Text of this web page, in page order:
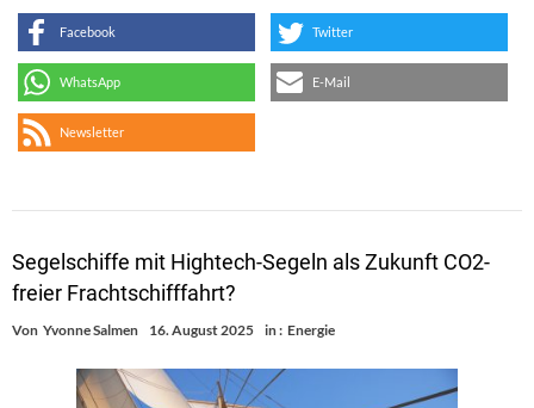
Facebook Twitter
WhatsApp E-Mail
Newsletter
Segelschiffe mit Hightech-Segeln als Zukunft CO2-
freier Frachtschifffahrt?
Von Yvonne Salmen 16. August 2025 in : Energie